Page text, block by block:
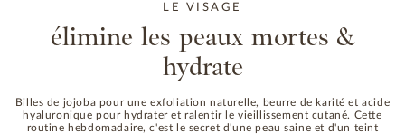
LE VISAGE
élimine les peaux mortes &
hydrate
Billes de jojoba pour une exfoliation naturelle, beurre de karité et acide
hyaluronique pour hydrater et ralentir le vieillissement cutané. Cette
routine hebdomadaire, c'est le secret d'une peau saine et d'un teint